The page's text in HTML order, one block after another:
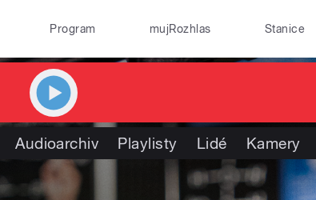
Program mujRozhlas Stanice
Audioarchiv Playlisty Lidé Kamery